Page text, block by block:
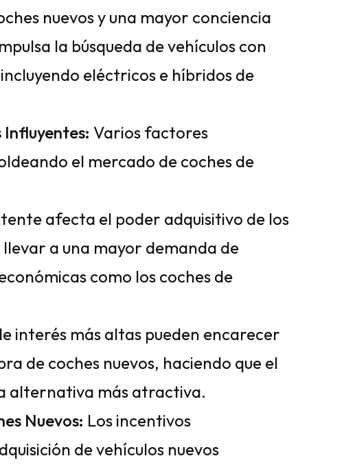
nuevos y una mayor conciencia
la búsqueda de vehículos con
eléctricos e híbridos de
Varios factores
el mercado de coches de
afecta el poder adquisitivo de los
a una mayor demanda de
como los coches de
interés más altas pueden encarecer
de coches nuevos, haciendo que el
alternativa más atractiva.
Nuevos: Los incentivos
de vehículos nuevos